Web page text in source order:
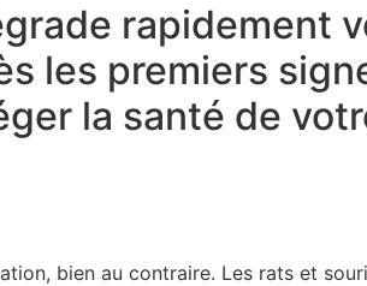
rapidement
les premiers
la santé de
bien au contraire. Les rats et